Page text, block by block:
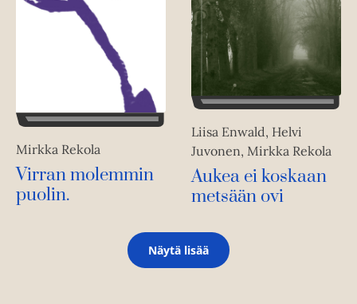
Mirkka Rekola
Virran molemmin
puolin.
Liisa Enwald, Helvi
Juvonen, Mirkka Rekola
Aukea ei koskaan
metsään ovi
Näytä lisää